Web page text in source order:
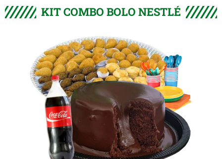
KIT COMBO BOLO NESTLÉ